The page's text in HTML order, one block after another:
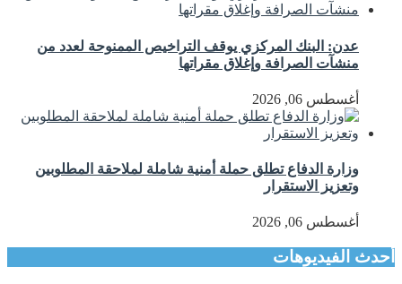
عدن: البنك المركزي يوقف التراخيص الممنوحة لعدد من
منشآت الصرافة وإغلاق مقراتها
أغسطس 06, 2026
وزارة الدفاع تطلق حملة أمنية شاملة لملاحقة المطلوبين
وتعزيز الاستقرار
أغسطس 06, 2026
أحدث الفيديوهات